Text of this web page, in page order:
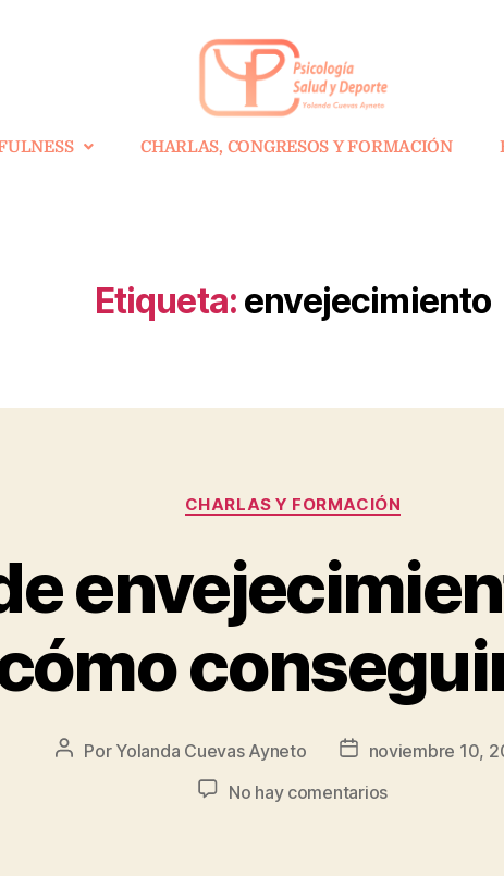
CHARLAS, CONGRESOS Y FORMACIÓN
Etiqueta: envejecimiento
CHARLAS Y FORMACIÓN
Por Yolanda Cuevas Ayneto
noviembre 10,
No hay comentarios